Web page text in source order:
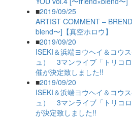
■2019/09/25
ARTIST COMMENT –
blend〜]【真空ホロウ】
■2019/09/20
ISEKI＆浜端ヨウヘイ＆コウ
ュ） 3マンライブ「トリコ
催が決定致しました!!
■2019/09/20
ISEKI＆浜端ヨウヘイ＆コウ
ュ） 3マンライブ「トリコ
が決定致しました!!